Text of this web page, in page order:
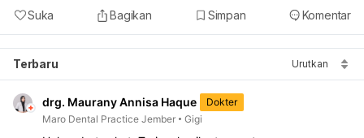
Suka Bagikan Simpan Komentar
Terbaru Urutkan
drg. Maurany Annisa Haque
Dokter
Maro Dental Practice Jember
Gigi